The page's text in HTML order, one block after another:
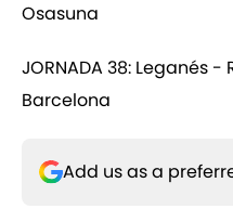
Osasuna
JORNADA 38: Leganés
Barcelona
Add us as a